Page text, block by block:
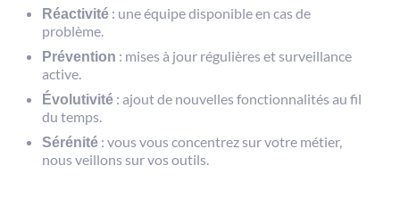
Réactivité : une équipe disponible en cas de
problème.
Prévention : mises à jour régulières et surveillance
active.
Évolutivité : ajout de nouvelles fonctionnalités au fil
du temps.
Sérénité : vous vous concentrez sur votre métier,
nous veillons sur vos outils.